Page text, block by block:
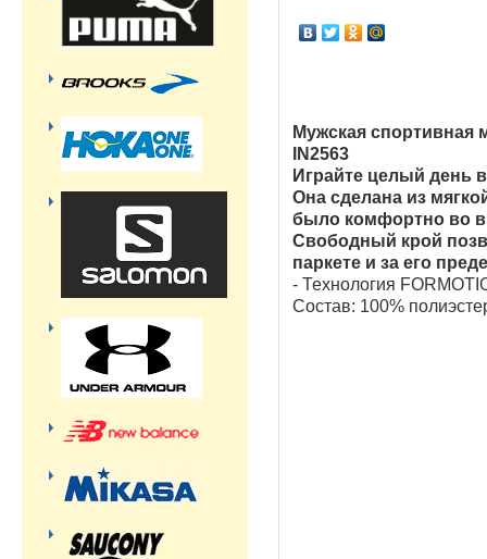
Мужская спортивная
IN2563
Играйте целый день
Она сделана из
было комфортно во
Свободный крой
паркете и за его
- Технология
Состав: 100%